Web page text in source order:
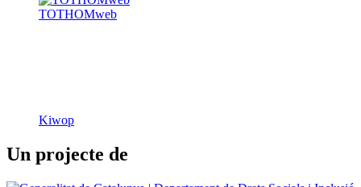
TOTHOMweb
Kiwop
Un projecte de